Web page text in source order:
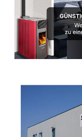
PRODUCTS
SEARCH